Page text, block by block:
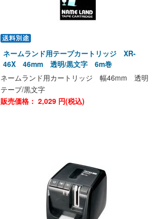
ネームランド用テープカートリッジ XR-
46X 46mm 透明/黒文字 6m巻
ネームランド用カートリッジ 幅46mm 透明
テープ/黒文字
販売価格： 2,029 円(税込)